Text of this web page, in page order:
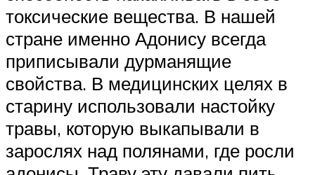
токсические вещества. В нашей
стране именно Адонису всегда
приписывали дурманящие
свойства. В медицинских целях в
старину использовали настойку
травы, которую выкапывали в
зарослях над полянами, где росли